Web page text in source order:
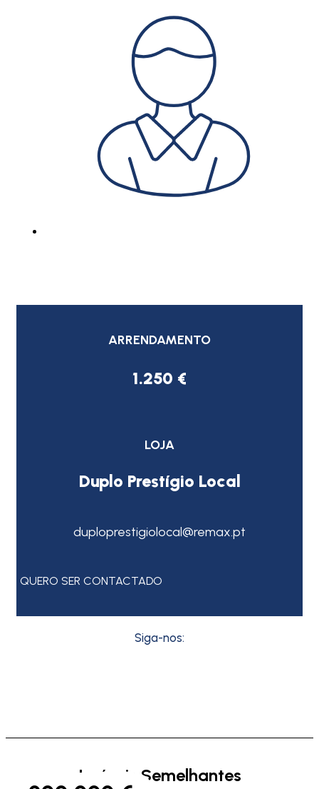
ARRENDAMENTO
1.250 €
LOJA
Duplo Prestígio Local
duploprestigiolocal@remax.pt
QUERO SER CONTACTADO
Siga-nos:
Imóveis Semelhantes